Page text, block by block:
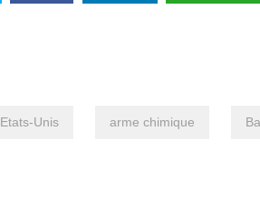
Etats-Unis arme chimique